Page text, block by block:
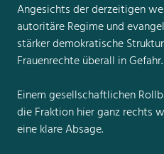
Angesichts der derzeitigen
autoritäre Regime und
stärker demokratische
Frauenrechte überall in Gefahr.
Einem gesellschaftlichen
die Fraktion hier ganz rechts
eine klare Absage.